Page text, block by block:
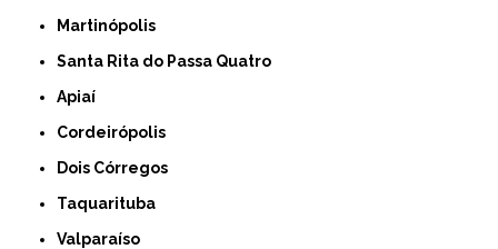
Martinópolis
Santa Rita do Passa Quatro
Apiaí
Cordeirópolis
Dois Córregos
Taquarituba
Valparaíso